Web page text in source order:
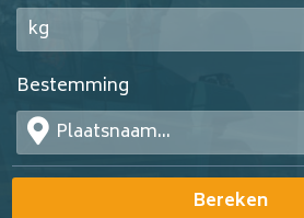
Bestemming
Bereken